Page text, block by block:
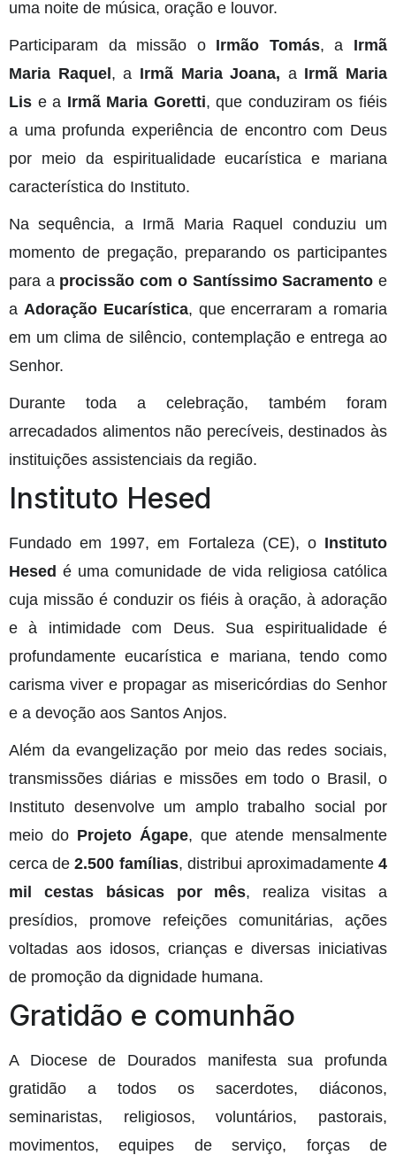
uma noite de música, oração e louvor.
Participaram da missão o Irmão Tomás, a Irmã
Maria Raquel, a Irmã Maria Joana, a Irmã Maria
Lis e a Irmã Maria Goretti, que conduziram os fiéis
a uma profunda experiência de encontro com Deus
por meio da espiritualidade eucarística e mariana
característica do Instituto.
Na sequência, a Irmã Maria Raquel conduziu um
momento de pregação, preparando os participantes
para a procissão com o Santíssimo Sacramento e
a Adoração Eucarística, que encerraram a romaria
em um clima de silêncio, contemplação e entrega ao
Senhor.
Durante toda a celebração, também foram
arrecadados alimentos não perecíveis, destinados às
instituições assistenciais da região.
Instituto Hesed
Fundado em 1997, em Fortaleza (CE), o Instituto
Hesed é uma comunidade de vida religiosa católica
cuja missão é conduzir os fiéis à oração, à adoração
e à intimidade com Deus. Sua espiritualidade é
profundamente eucarística e mariana, tendo como
carisma viver e propagar as misericórdias do Senhor
e a devoção aos Santos Anjos.
Além da evangelização por meio das redes sociais,
transmissões diárias e missões em todo o Brasil, o
Instituto desenvolve um amplo trabalho social por
meio do Projeto Ágape, que atende mensalmente
cerca de2.500 famílias, distribui aproximadamente4
mil cestas básicas por mês, realiza visitas a
presídios, promove refeições comunitárias, ações
voltadas aos idosos, crianças e diversas iniciativas
de promoção da dignidade humana.
Gratidão e comunhão
A Diocese de Dourados manifesta sua profunda
gratidão a todos os sacerdotes, diáconos,
seminaristas, religiosos, voluntários, pastorais,
movimentos, equipes de serviço, forças de